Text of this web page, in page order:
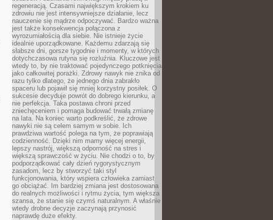
regeneracją. Czasami największym krokiem ku
zdrowiu nie jest intensywniejsze działanie, lecz
nauczenie się mądrze odpoczywać. Bardzo ważna
jest także konsekwencja połączona z
wyrozumiałością dla siebie. Nie istnieje życie
idealnie uporządkowane. Każdemu zdarzają się
słabsze dni, gorsze tygodnie i momenty, w których
dotychczasowa rutyna się rozluźnia. Kluczowe jest
wtedy to, by nie traktować pojedynczego potknięcia
jako całkowitej porażki. Zdrowy nawyk nie znika od
razu tylko dlatego, że jednego dnia zabrakło
spaceru lub pojawił się mniej korzystny posiłek. O
sukcesie decyduje powrót do dobrego kierunku, a
nie perfekcja. Taka postawa chroni przed
zniechęceniem i pomaga budować trwałą zmianę
na lata. Na koniec warto podkreślić, że zdrowe
nawyki nie są celem samym w sobie. Ich
prawdziwa wartość polega na tym, że poprawiają
codzienność. Dzięki nim mamy więcej energii,
lepszy nastrój, większą odporność na stres i
większą sprawczość w życiu. Nie chodzi o to, by
podporządkować cały dzień rygorystycznym
zasadom, lecz by stworzyć taki styl
funkcjonowania, który wspiera człowieka zamiast
go obciążać. Im bardziej zmiana jest dostosowana
do realnych możliwości i rytmu życia, tym większa
szansa, że stanie się czymś naturalnym. A właśnie
wtedy drobne decyzje zaczynają przynosić
naprawdę duże efekty.